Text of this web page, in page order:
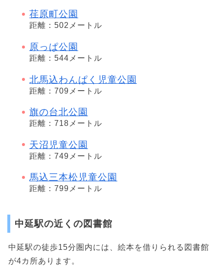
荏原町公園
距離：502メートル
原っぱ公園
距離：544メートル
北馬込わんぱく児童公園
距離：709メートル
旗の台北公園
距離：718メートル
天沼児童公園
距離：749メートル
馬込三本松児童公園
距離：799メートル
中延駅の近くの図書館
中延駅の徒歩15分圏内には、絵本を借りられる図書館
が4カ所あります。